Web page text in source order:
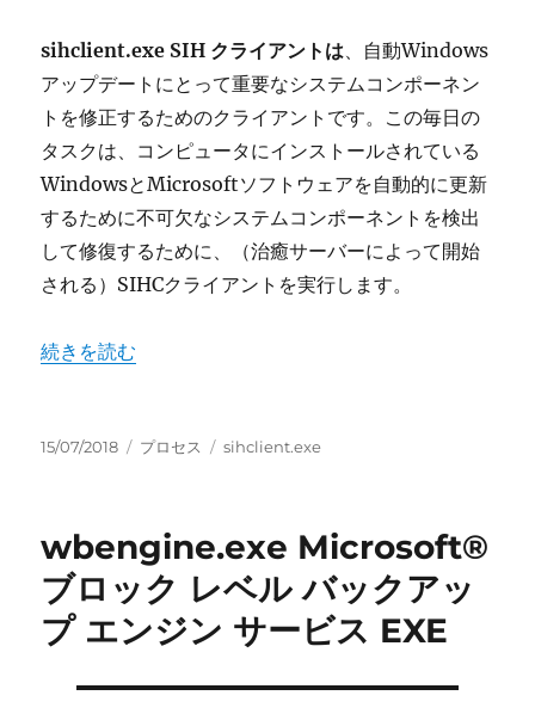
sihclient.exe SIH クライアントは、自動Windows
アップデートにとって重要なシステムコンポーネン
トを修正するためのクライアントです。この毎日の
タスクは、コンピュータにインストールされている
WindowsとMicrosoftソフトウェアを自動的に更新
するために不可欠なシステムコンポーネントを検出
して修復するために、（治癒サーバーによって開始
される）SIHCクライアントを実行します。
“sihclient.exe SIH クライアント” の
続きを読む
投
15/07/2018
カ
ー
プロセス
タ
sihclient.exe
wbengine.exe Microsoft®
ブロック レベル バックアッ
プ エンジン サービス EXE